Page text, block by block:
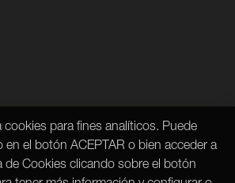
cookies para fines analíticos. Puede
en el botón ACEPTAR o bien acceder a
de Cookies clicando sobre el botón